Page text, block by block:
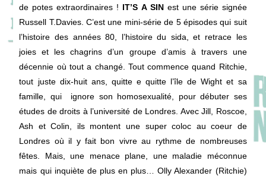
de potes extraordinaires ! IT’S A SINest une série signée
Russell T.Davies. C’est une mini-série de 5 épisodes qui suit
l’histoire des années 80, l’histoire du sida, et retrace les
joies et les chagrins d’un groupe d’amis à travers une
décennie où tout a changé. Tout commence quand Ritchie,
tout juste dix-huit ans, quitte e quitte l’île de Wight et sa
famille, qui ignore son homosexualité, pour débuter ses
études de droits à l’université de Londres. Avec Jill, Roscoe,
Ash et Colin, ils montent une super coloc au coeur de
Londres où il y fait bon vivre au rythme de nombreuses
fêtes. Mais, une menace plane, une maladie méconnue
mais qui inquiète de plus en plus… Olly Alexander (Ritchie)